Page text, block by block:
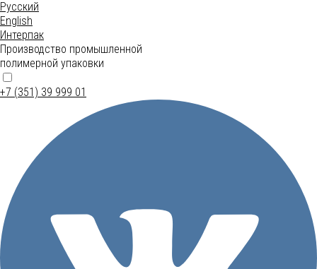
Русский
English
Интерпак
Производство промышленной
полимерной упаковки
+7 (351) 39 999 01